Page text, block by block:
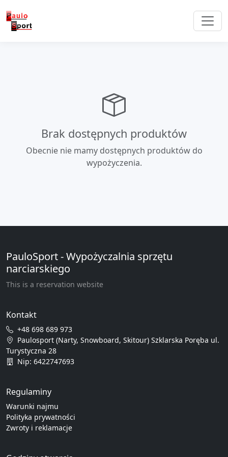
Brak dostępnych produktów
Obecnie nie mamy dostępnych produktów do
wypożyczenia.
PauloSport - Wypożyczalnia sprzętu
narciarskiego
This is a reservation website
Kontakt
+48 698 689 973
Paulosport (Narty, Snowboard, Skitour) Szklarska Poręba ul.
Turystyczna 28
Nip: 6422747693
Regulaminy
Warunki najmu
Polityka prywatności
Zwroty i reklamacje